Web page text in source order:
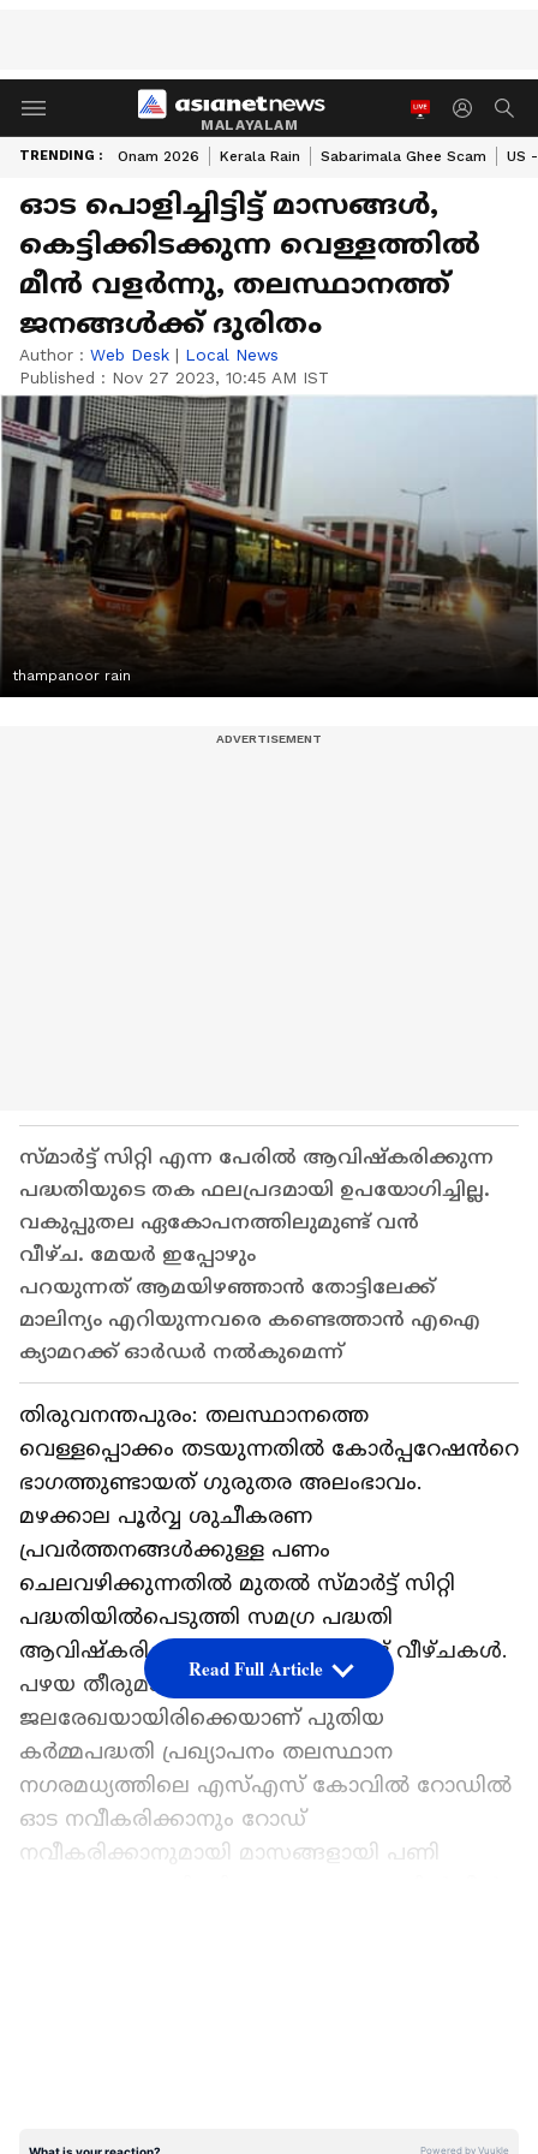
MALAYALAM
TRENDING : Onam 2026 Kerala Rain Sabarimala Ghee Scam US
ഓട പൊളിച്ചിട്ടിട്ട് മാസങ്ങൾ,
കെട്ടിക്കിടക്കുന്ന വെള്ളത്തിൽ
മീന്‍ വളർന്നു, തലസ്ഥാനത്ത്
ജനങ്ങൾക്ക് ദുരിതം
Author : Web Desk | Local News
Published : Nov 27 2023, 10:45 AM IST
thampanoor rain
സ്മാര്‍ട്ട് സിറ്റി എന്ന പേരിൽ ആവിഷ്കരിക്കുന്ന
പദ്ധതിയുടെ തക ഫലപ്രദമായി ഉപയോഗിച്ചില്ല.
വകുപ്പുതല ഏകോപനത്തിലുമുണ്ട് വൻ
വീഴ്ച. മേയര്‍ ഇപ്പോഴും
പറയുന്നത് ആമയിഴഞ്ഞാൻ തോട്ടിലേക്ക്
മാലിന്യം എറിയുന്നവരെ കണ്ടെത്താൻ എഐ
ക്യാമറക്ക് ഓര്‍ഡര്‍ നൽകുമെന്ന്
തിരുവനന്തപുരം: തലസ്ഥാനത്തെ
വെള്ളപ്പൊക്കം തടയുന്നതിൽ കോർപ്പറേഷൻറെ
ഭാഗത്തുണ്ടായത് ഗുരുതര അലംഭാവം.
മഴക്കാല പൂര്‍വ്വ ശുചീകരണ
പ്രവര്‍ത്തനങ്ങൾക്കുള്ള പണം
ചെലവഴിക്കുന്നതിൽ മുതൽ സ്മാര്‍ട്ട് സിറ്റി
പദ്ധതിയിൽപെടുത്തി സമഗ്ര പദ്ധതി
ആവിഷ്കരിക്കുന്നതിൽ വരെയുണ്ട് വീഴ്ചകൾ.
പഴയ തീരുമാനങ്ങൾ
ജലരേഖയായിരിക്കെയാണ് പുതിയ
കർമ്മപദ്ധതി പ്രഖ്യാപനം തലസ്ഥാന
നഗരമധ്യത്തിലെ എസ്എസ് കോവിൽ റോഡിൽ
ഓട നവീകരിക്കാനും റോഡ്
നവീകരിക്കാനുമായി മാസങ്ങളായി പണി
Read Full Article